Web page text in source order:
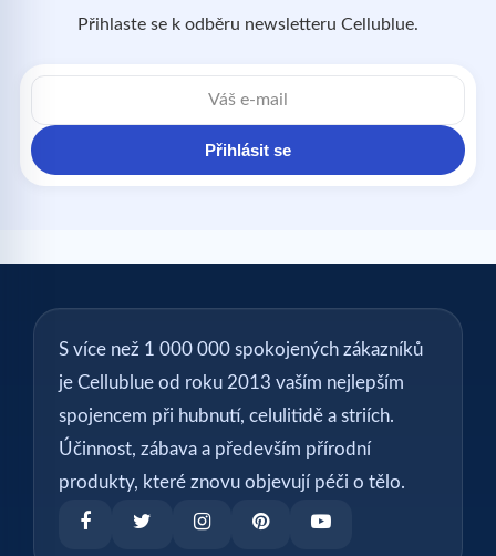
Přihlaste se k odběru newsletteru Cellublue.
E-
mailová
Přihlásit se
S více než 1 000 000 spokojených zákazníků
je Cellublue od roku 2013 vaším nejlepším
spojencem při hubnutí, celulitidě a striích.
Účinnost, zábava a především přírodní
produkty, které znovu objevují péči o tělo.